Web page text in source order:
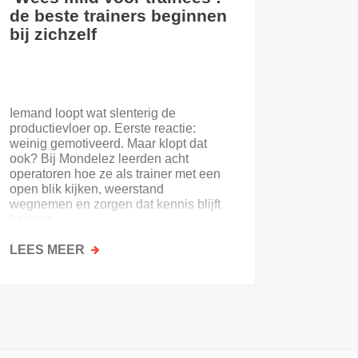
de beste trainers beginnen
bij zichzelf
Iemand loopt wat slenterig de
productievloer op. Eerste reactie:
weinig gemotiveerd. Maar klopt dat
ook? Bij Mondelez leerden acht
operatoren hoe ze als trainer met een
open blik kijken, weerstand
wegnemen en zorgen dat kennis blijft
hangen.
LEES MEER OVER